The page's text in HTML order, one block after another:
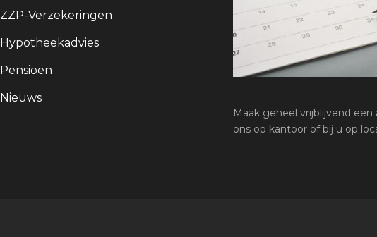
ZZP-Verzekeringen
Hypotheekadvies
Pensioen
Nieuws
Maak geheel vrijblijvend een
ons op kantoor of bij u op